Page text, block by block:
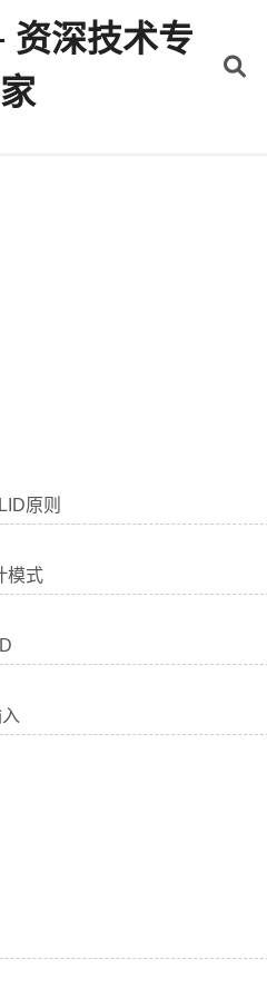
资深技术专
家
原则
模式